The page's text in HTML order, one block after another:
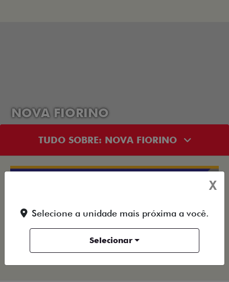
NOVA FIORINO
TUDO SOBRE: NOVA FIORINO
X
Selecione a unidade mais próxima a você.
Selecionar